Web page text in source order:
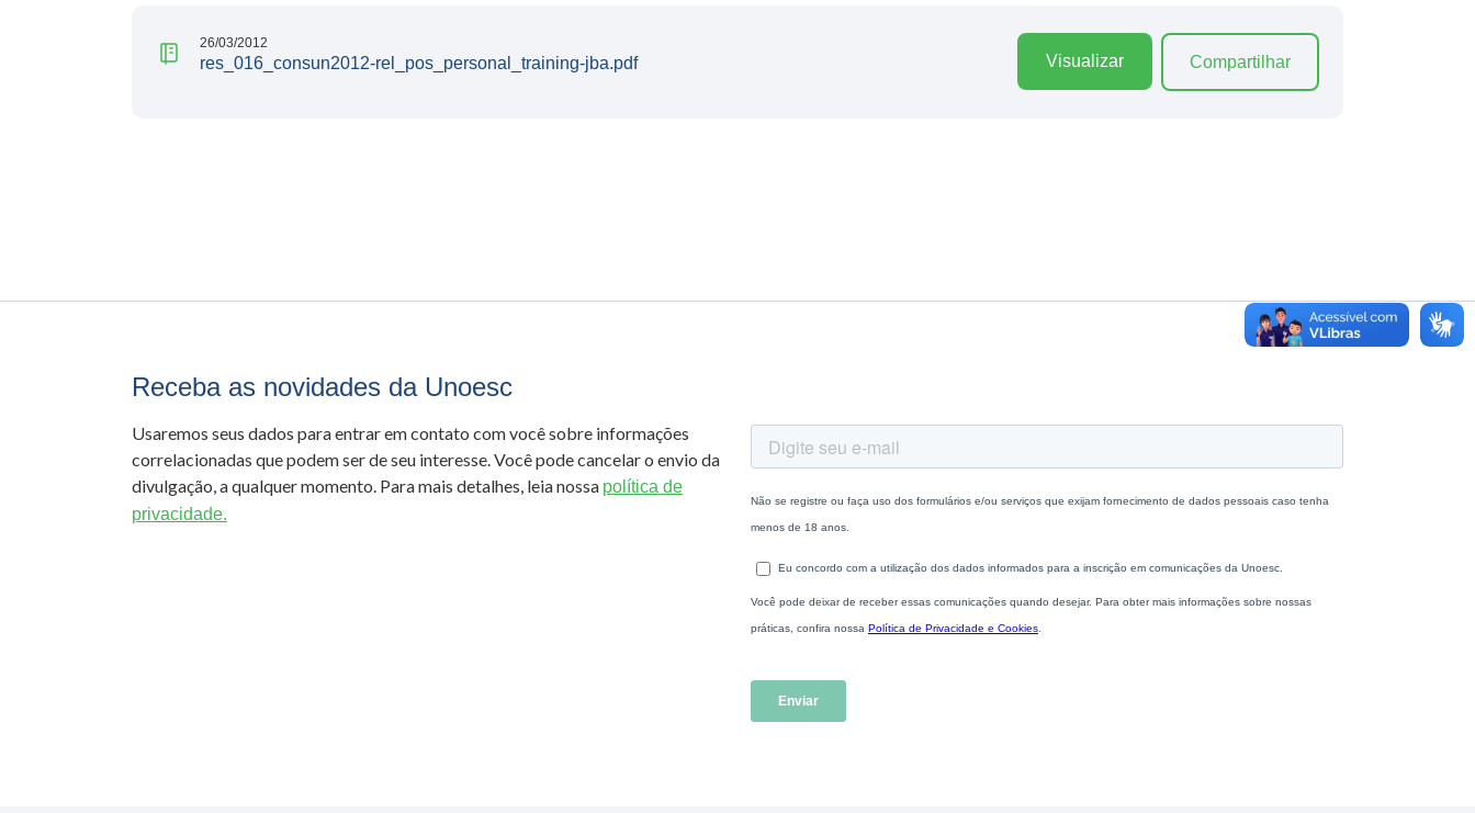
26/03/2012
res_016_consun2012-rel_pos_personal_training-jba.pdf Visualizar Compartilhar
Receba as novidades da Unoesc
Usaremos seus dados para entrar em contato com você sobre informações
correlacionadas que podem ser de seu interesse. Você pode cancelar o envio da
divulgação, a qualquer momento. Para mais detalhes, leia nossa política de
privacidade.